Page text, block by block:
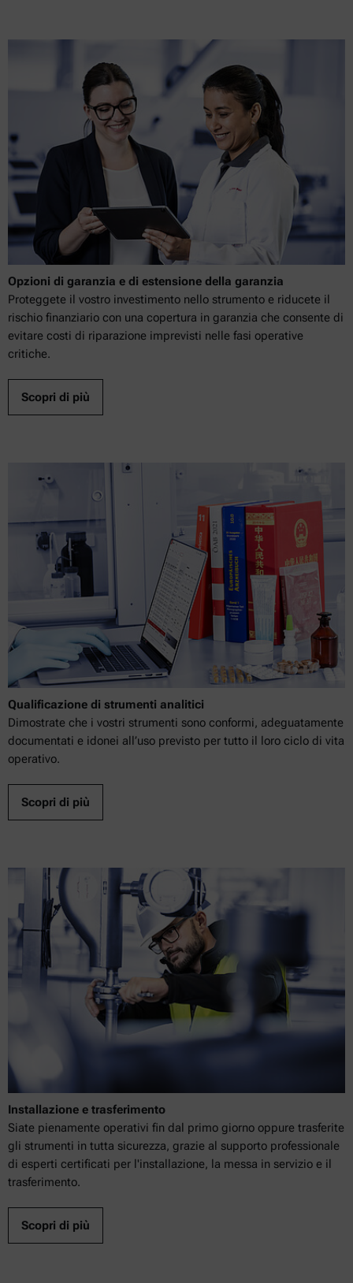
Opzioni di garanzia e di estensione della garanzia
Proteggete il vostro investimento nello strumento e riducete il
rischio finanziario con una copertura in garanzia che consente di
evitare costi di riparazione imprevisti nelle fasi operative
critiche.
Scopri di più
Qualificazione di strumenti analitici
Dimostrate che i vostri strumenti sono conformi, adeguatamente
documentati e idonei all’uso previsto per tutto il loro ciclo di vita
operativo.
Scopri di più
Installazione e trasferimento
Siate pienamente operativi fin dal primo giorno oppure trasferite
gli strumenti in tutta sicurezza, grazie al supporto professionale
di esperti certificati per l'installazione, la messa in servizio e il
trasferimento.
Scopri di più